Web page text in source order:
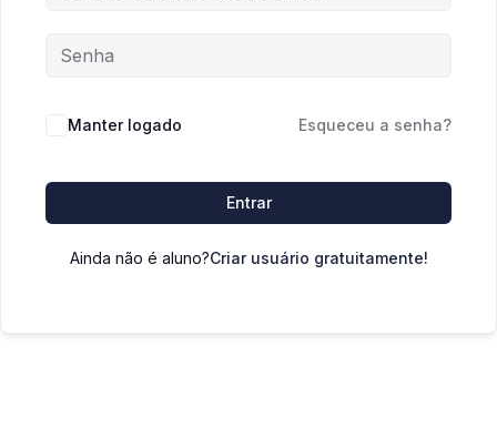
Manter logado Esqueceu a senha?
Entrar
Ainda não é aluno?Criar usuário gratuitamente!